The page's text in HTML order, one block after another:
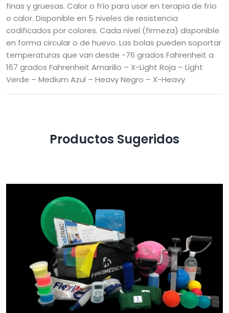
finas y gruesas. Calor o frío para usar en terapia de frío
o calor. Disponible en 5 niveles de resistencia
codificados por colores. Cada nivel (firmeza) disponible
en forma circular o de huevo. Las bolas pueden soportar
temperaturas que van desde -76 grados Fahrenheit a
167 grados Fahrenheit Amarillo – X-Light Roja – Light
Verde – Medium Azul – HeavyNegro – X-Heavy
Productos Sugeridos